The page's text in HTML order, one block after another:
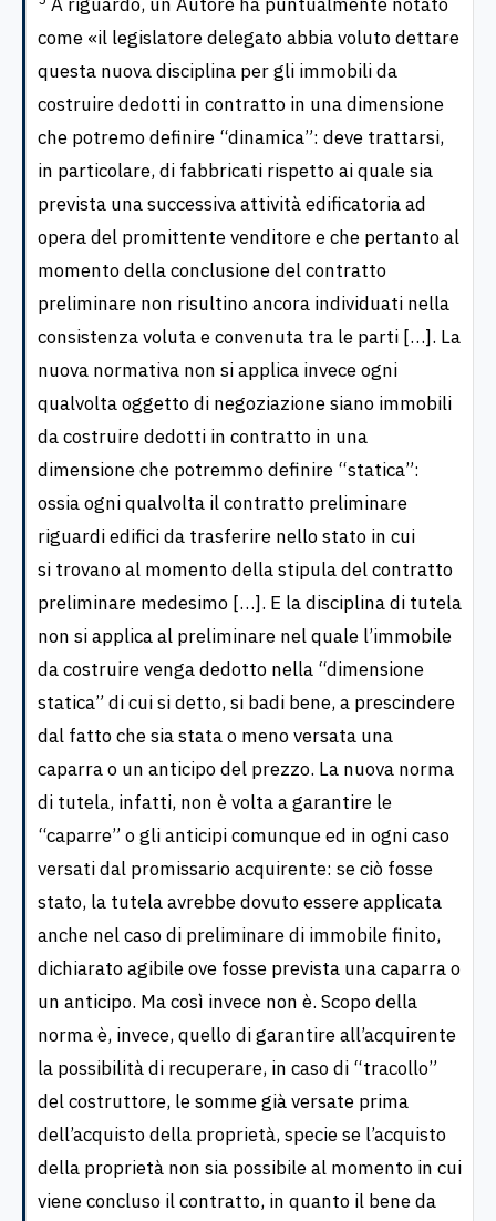
A riguardo, un Autore ha puntualmente notato
come «il legislatore delegato abbia voluto dettare
questa nuova disciplina per gli immobili da
costruire dedotti in contratto in una dimensione
che potremo definire “dinamica”: deve trattarsi,
in particolare, di fabbricati rispetto ai quale sia
prevista una successiva attività edificatoria ad
opera del promittente venditore e che pertanto al
momento della conclusione del contratto
preliminare non risultino ancora individuati nella
consistenza voluta e convenuta tra le parti […]. La
nuova normativa non si applica invece ogni
qualvolta oggetto di negoziazione siano immobili
da costruire dedotti in contratto in una
dimensione che potremmo definire “statica”:
ossia ogni qualvolta il contratto preliminare
riguardi edifici da trasferire nello stato in cui
si trovano al momento della stipula del contratto
preliminare medesimo […]. E la disciplina di tutela
non si applica al preliminare nel quale l’immobile
da costruire venga dedotto nella “dimensione
statica” di cui si detto, si badi bene, a prescindere
dal fatto che sia stata o meno versata una
caparra o un anticipo del prezzo. La nuova norma
di tutela, infatti, non è volta a garantire le
“caparre” o gli anticipi comunque ed in ogni caso
versati dal promissario acquirente: se ciò fosse
stato, la tutela avrebbe dovuto essere applicata
anche nel caso di preliminare di immobile finito,
dichiarato agibile ove fosse prevista una caparra o
un anticipo. Ma così invece non è. Scopo della
norma è, invece, quello di garantire all’acquirente
la possibilità di recuperare, in caso di “tracollo”
del costruttore, le somme già versate prima
dell’acquisto della proprietà, specie se l’acquisto
della proprietà non sia possibile al momento in cui
viene concluso il contratto, in quanto il bene da